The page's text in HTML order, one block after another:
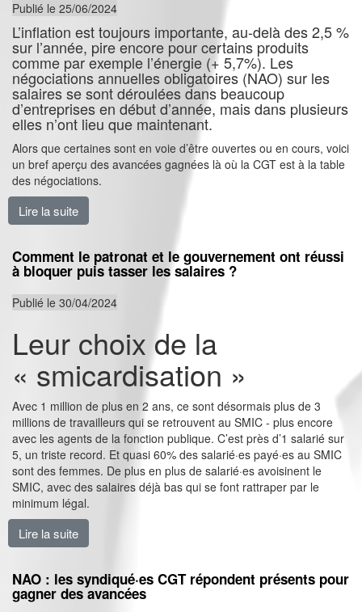
Publié le 25/06/2024
L’inflation est toujours importante, au-delà des 2,5 %
sur l’année, pire encore pour certains produits
comme par exemple l’énergie (+ 5,7%). Les
négociations annuelles obligatoires (NAO) sur les
salaires se sont déroulées dans beaucoup
d’entreprises en début d’année, mais dans plusieurs
elles n’ont lieu que maintenant.
Alors que certaines sont en voie d’être ouvertes ou en cours, voici
un bref aperçu des avancées gagnées là où la CGT est à la table
des négociations.
Lire la suite
Comment le patronat et le gouvernement ont réussi
à bloquer puis tasser les salaires ?
Publié le 30/04/2024
Leur choix de la
« smicardisation »
Avec 1 million de plus en 2 ans, ce sont désormais plus de 3
millions de travailleurs qui se retrouvent au SMIC - plus encore
avec les agents de la fonction publique. C’est près d’1 salarié sur
5, un triste record. Et quasi 60% des salarié·es payé·es au SMIC
sont des femmes. De plus en plus de salarié·es avoisinent le
SMIC, avec des salaires déjà bas qui se font rattraper par le
minimum légal.
Lire la suite
NAO : les syndiqué·es CGT répondent présents pour
gagner des avancées